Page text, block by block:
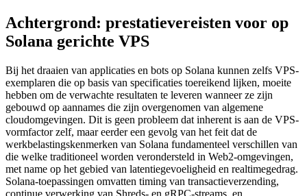
Achtergrond: prestatievereisten voor op
Solana gerichte VPS
Bij het draaien van applicaties en bots op Solana kunnen zelfs VPS-
exemplaren die op basis van specificaties toereikend lijken, moeite
hebben om de verwachte resultaten te leveren wanneer ze zijn
gebouwd op aannames die zijn overgenomen van algemene
cloudomgevingen. Dit is geen probleem dat inherent is aan de VPS-
vormfactor zelf, maar eerder een gevolg van het feit dat de
werkbelastingskenmerken van Solana fundamenteel verschillen van
die welke traditioneel worden verondersteld in Web2-omgevingen,
met name op het gebied van latentiegevoeligheid en realtimegedrag.
Solana-toepassingen omvatten timing van transactieverzending,
continue verwerking van Shreds- en gRPC-streams, en